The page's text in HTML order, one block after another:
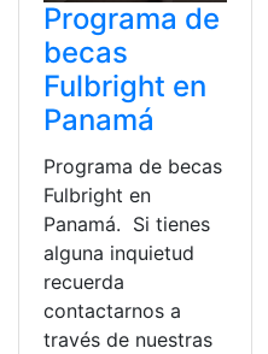
Programa de
becas
Fulbright en
Panamá
Programa de becas
Fulbright en
Panamá. Si tienes
alguna inquietud
recuerda
contactarnos a
través de nuestras